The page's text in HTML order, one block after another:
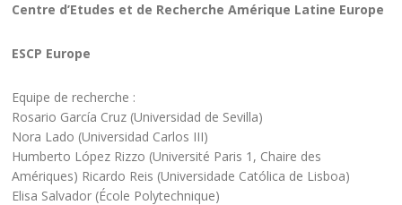
Centre d’Etudes et de Recherche Amérique Latine Europe
ESCP Europe
Equipe de recherche :
Rosario García Cruz (Universidad de Sevilla)
Nora Lado (Universidad Carlos III)
Humberto López Rizzo (Université Paris 1, Chaire des
Amériques) Ricardo Reis (Universidade Católica de Lisboa)
Elisa Salvador (École Polytechnique)